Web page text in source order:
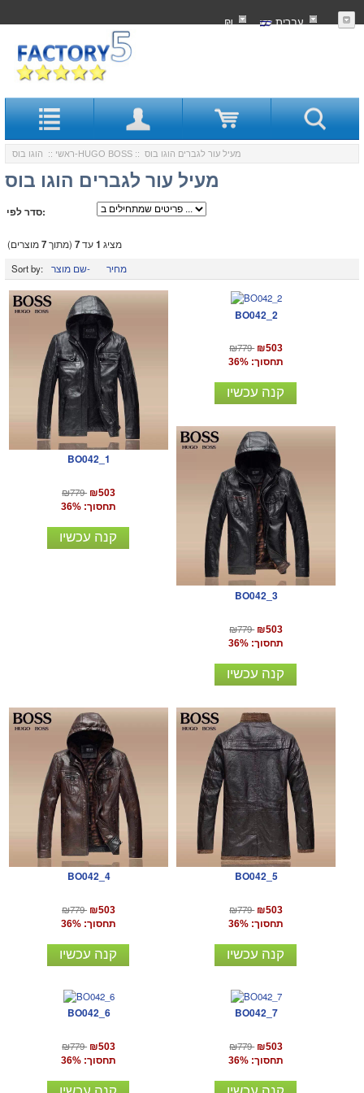
עִברִית ₪
ראשי :: הוגו בוס-HUGO BOSS :: מעיל עור לגברים הוגו בוס
מעיל עור לגברים הוגו בוס
סדר לפי:
מציג 1עד7 (מתוך7מוצרים)
Sort by:
שם מוצר- מחיר
BO042_1
₪779 ₪503
תחסוך: 36%
קנה עכשיו
BO042_2
₪779 ₪503
תחסוך: 36%
קנה עכשיו
BO042_3
₪779 ₪503
תחסוך: 36%
קנה עכשיו
BO042_4
₪779 ₪503
תחסוך: 36%
קנה עכשיו
BO042_5
₪779 ₪503
תחסוך: 36%
קנה עכשיו
BO042_6
₪779 ₪503
תחסוך: 36%
BO042_7
₪779 ₪503
תחסוך: 36%